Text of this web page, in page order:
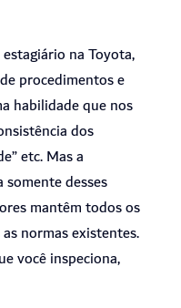
na Toyota,
procedimentos e
habilidade que nos
dos
etc. Mas a
desses
mantêm todos os
normas existentes.
você inspeciona,